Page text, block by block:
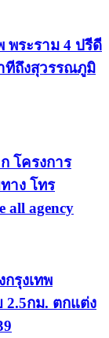
พระราม 4 ปรีดี
ทีถึงสุวรรณภูมิ
โครงการ
าง โทร
all agency
กรุงเทพ
2.5กม. ตกแต่ง